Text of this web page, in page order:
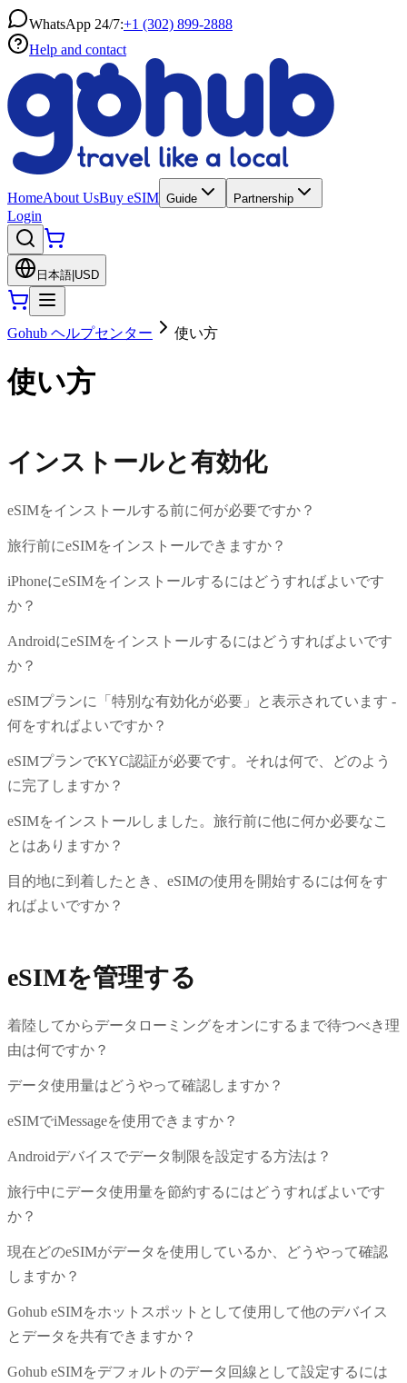
WhatsApp 24/7:+1 (302) 899-2888
Help and contact
HomeAbout UsBuy eSIM Guide Partnership
Login
日本語 USD
Gohub ヘルプセンター 使い方
使い方
インストールと有効化
eSIMをインストールする前に何が必要ですか？
旅行前にeSIMをインストールできますか？
iPhoneにeSIMをインストールするにはどうすればよいです
か？
AndroidにeSIMをインストールするにはどうすればよいです
か？
eSIMプランに「特別な有効化が必要」と表示されています -
何をすればよいですか？
eSIMプランでKYC認証が必要です。それは何で、どのよう
に完了しますか？
eSIMをインストールしました。旅行前に他に何か必要なこ
とはありますか？
目的地に到着したとき、eSIMの使用を開始するには何をす
ればよいですか？
eSIMを管理する
着陸してからデータローミングをオンにするまで待つべき理
由は何ですか？
データ使用量はどうやって確認しますか？
eSIMでiMessageを使用できますか？
Androidデバイスでデータ制限を設定する方法は？
旅行中にデータ使用量を節約するにはどうすればよいです
か？
現在どのeSIMがデータを使用しているか、どうやって確認
しますか？
Gohub eSIMをホットスポットとして使用して他のデバイス
とデータを共有できますか？
Gohub eSIMをデフォルトのデータ回線として設定するには